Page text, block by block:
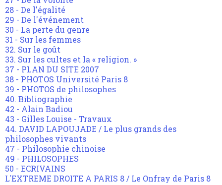
28 - De l'égalité
29 - De l'événement
30 - La perte du genre
31 - Sur les femmes
32. Sur le goût
33. Sur les cultes et la « religion. »
37 - PLAN DU SITE 2007
38 - PHOTOS Université Paris 8
39 - PHOTOS de philosophes
40. Bibliographie
42 - Alain Badiou
43 - Gilles Louise - Travaux
44. DAVID LAPOUJADE / Le plus grands des
philosophes vivants
47 - Philosophie chinoise
49 - PHILOSOPHES
50 - ECRIVAINS
L'EXTREME DROITE A PARIS 8 / Le Onfray de Paris 8